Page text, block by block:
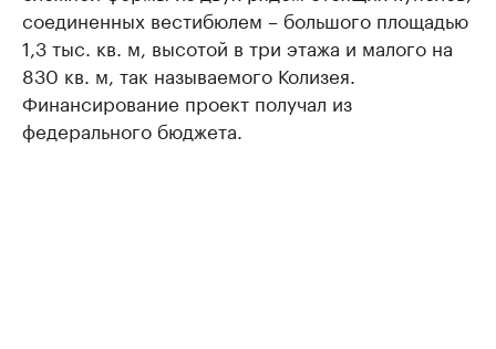
соединенных вестибюлем – большого площадью
1,3 тыс. кв. м, высотой в три этажа и малого на
830 кв. м, так называемого Колизея.
Финансирование проект получал из
федерального бюджета.